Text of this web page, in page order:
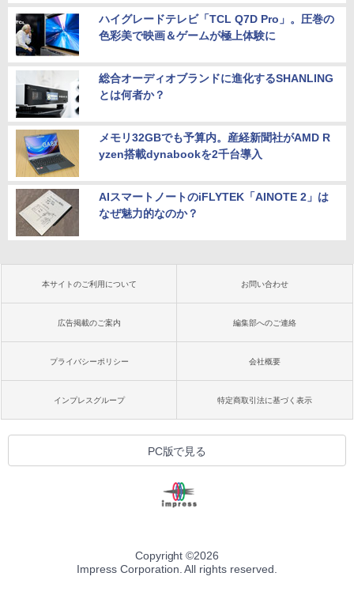
ハイグレードテレビ「TCL Q7D Pro」。圧巻の
色彩美で映画＆ゲームが極上体験に
総合オーディオブランドに進化するSHANLING
とは何者か？
メモリ32GBでも予算内。産経新聞社がAMD R
yzen搭載dynabookを2千台導入
AIスマートノートのiFLYTEK「AINOTE 2」は
なぜ魅力的なのか？
本サイトのご利用について お問い合わせ
広告掲載のご案内 編集部へのご連絡
プライバシーポリシー 会社概要
インプレスグループ 特定商取引法に基づく表示
PC版で見る
Copyright ©2026
Impress Corporation. All rights reserved.